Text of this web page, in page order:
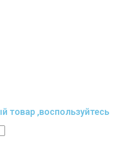
товар ,воспользуйтесь